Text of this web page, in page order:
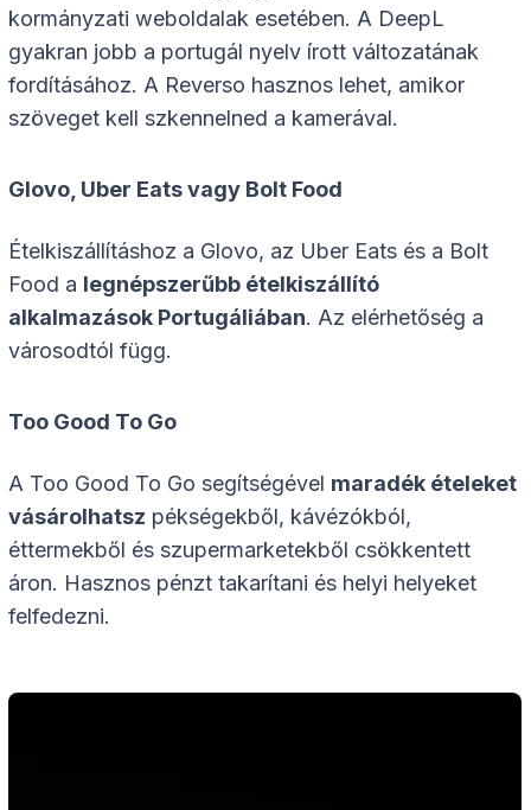
kormányzati weboldalak esetében. A DeepL
gyakran jobb a portugál nyelv írott változatának
fordításához. A Reverso hasznos lehet, amikor
szöveget kell szkennelned a kamerával.
Glovo, Uber Eats vagy Bolt Food
Ételkiszállításhoz a Glovo, az Uber Eats és a Bolt
Food a legnépszerűbb ételkiszállító
alkalmazások Portugáliában. Az elérhetőség a
városodtól függ.
Too Good To Go
A Too Good To Go segítségével maradék ételeket
vásárolhatsz pékségekből, kávézókból,
éttermekből és szupermarketekből csökkentett
áron. Hasznos pénzt takarítani és helyi helyeket
felfedezni.